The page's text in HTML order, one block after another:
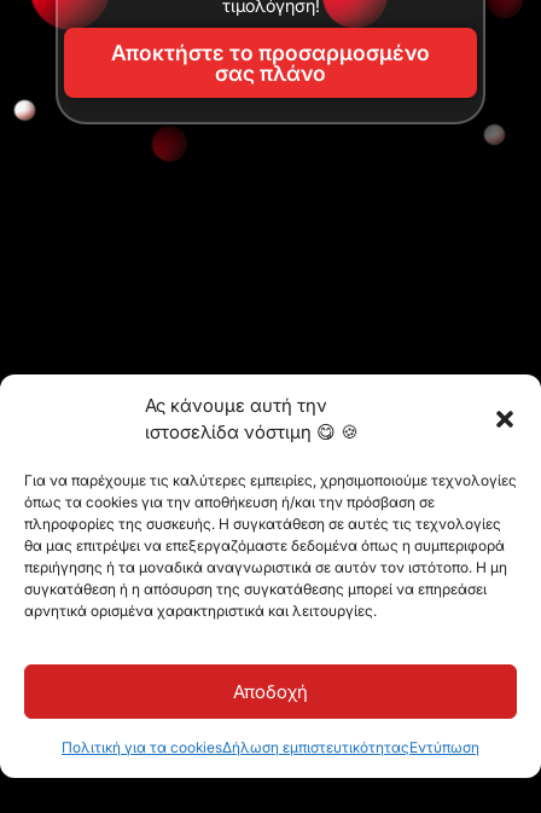
Ας κάνουμε αυτή την
ιστοσελίδα νόστιμη 😋 🍪
Για να παρέχουμε τις καλύτερες εμπειρίες, χρησιμοποιούμε τεχνολογίες
όπως τα cookies για την αποθήκευση ή/και την πρόσβαση σε
πληροφορίες της συσκευής. Η συγκατάθεση σε αυτές τις τεχνολογίες
θα μας επιτρέψει να επεξεργαζόμαστε δεδομένα όπως η συμπεριφορά
περιήγησης ή τα μοναδικά αναγνωριστικά σε αυτόν τον ιστότοπο. Η μη
συγκατάθεση ή η απόσυρση της συγκατάθεσης μπορεί να επηρεάσει
αρνητικά ορισμένα χαρακτηριστικά και λειτουργίες.
Αποδοχή
Πολιτική για τα cookiesΔήλωση εμπιστευτικότηταςΕντύπωση
τιμολόγηση!
Αποκτήστε το προσαρμοσμένο
σας πλάνο
98%Βαθμολογία
ικανοποίησης
χρηστών